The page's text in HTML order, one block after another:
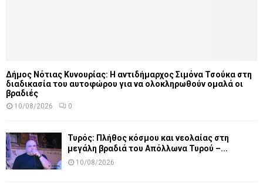
Δήμος Νότιας Κυνουρίας: Η αντιδήμαρχος Σιμόνα Τσούκα στη
διαδικασία του αυτοφώρου για να ολοκληρωθούν ομαλά οι
βραδιές
10/08/2026 0
Τυρός: Πλήθος κόσμου και νεολαίας στη
μεγάλη βραδιά του Απόλλωνα Τυρού –...
10/08/2026